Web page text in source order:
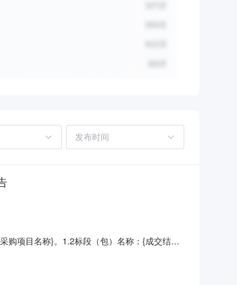
购项目名称}。1.2标段（包）名称：{成交结果
{成交结果公告主实体!成交结